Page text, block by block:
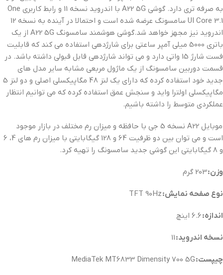
به صرفه تری دارد. گوشی A22 5G با اندروید نسخه 11 و رابط کاربری One
UI Core 3.1 سامسونگ عرضه شده است و احتمالا در آینده به نسخه 12
اندروید نیز مجهز خواهد شد.گوشی هوشمند سامسونگ A22 5G از یک
باتری 5000 میلی آمپر ساعتی برای شارژدهی استفاده می کند که قابلیت
فست شارژ 15 واتی دارد و می تواند شارژدهی قابل قبولی داشته باشد. در
قسمت دوربین سامسونگ از یک ماژول مربعی مشابه سایر مدل های
جدید خود استفاده کرده که دارای یک لنز 48 مگاپیکسلی اصلی و دو لنز 5
مگاپیکسلی اولترا واید و سنجش عمق استفاده کرده که می توانیم انتظار
عملکردی متوسط را داشته باشیم.
موبایل A22 نسخه 5 جی با حافظه و میزان رم مختلف در بازار موجود
است و می توان بین دو ظرفیت 64 و 128 گیگابایتی با میزان رم های 4، 6
و 8 گیگابایتی این گوشی جدید سامسونگ را تهیه کرد.
وزن:
نوع صفحه نمایش:
اندازه:
نسخه اندروید:
چیپست: